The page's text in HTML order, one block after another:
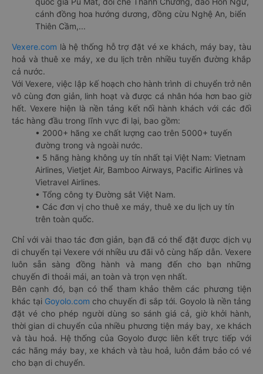
cánh đồng hoa hướng dương, đồng cừu Nghệ An, biển
Thiên Cầm,...
Vexere.com là hệ thống hỗ trợ đặt vé xe khách, máy bay, tàu
hoả và thuê xe máy, xe du lịch trên nhiều tuyến đường khắp
cả nước.
Với Vexere, việc lập kế hoạch cho hành trình di chuyển trở nên
vô cùng đơn giản, linh hoạt và được cá nhân hóa hơn bao giờ
hết. Vexere hiện là nền tảng kết nối hành khách với các đối
tác hàng đầu trong lĩnh vực đi lại, bao gồm:
• 2000+ hãng xe chất lượng cao trên 5000+ tuyến
đường trong và ngoài nước.
• 5 hãng hàng không uy tín nhất tại Việt Nam: Vietnam
Airlines, Vietjet Air, Bamboo Airways, Pacific Airlines và
Vietravel Airlines.
• Tổng công ty Đường sắt Việt Nam.
• Các đơn vị cho thuê xe máy, thuê xe du lịch uy tín
trên toàn quốc.
Chỉ với vài thao tác đơn giản, bạn đã có thể đặt được dịch vụ
di chuyển tại Vexere với nhiều ưu đãi vô cùng hấp dẫn. Vexere
luôn sẵn sàng đồng hành và mang đến cho bạn những
chuyến đi thoải mái, an toàn và trọn vẹn nhất.
Bên cạnh đó, bạn có thể tham khảo thêm các phương tiện
khác tại Goyolo.com cho chuyến đi sắp tới. Goyolo là nền tảng
đặt vé cho phép người dùng so sánh giá cả, giờ khởi hành,
thời gian di chuyển của nhiều phương tiện máy bay, xe khách
và tàu hoả. Hệ thống của Goyolo được liên kết trực tiếp với
các hãng máy bay, xe khách và tàu hoả, luôn đảm bảo có vé
cho bạn di chuyển.